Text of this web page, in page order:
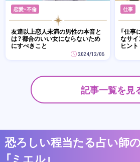
恋愛・不倫
友達以上恋人未満の男性の本音と
は？都合のいい女にならないため
にすべきこと
2024/12/06
仕事
「仕
なサ
ヒント
記事一覧を見
恐ろしい程当たる占い師
「ミエル」